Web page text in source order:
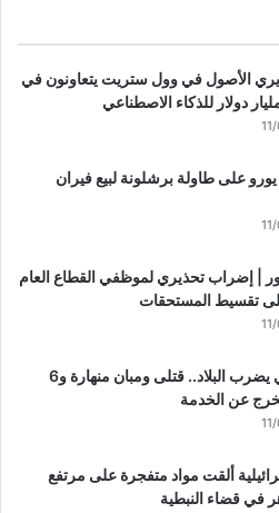
الأصول في وول ستريت يتعاونون في
يورو على طاولة برشلونة لبيع فيران
| إضراب تحذيري لموظفي القطاع العام
تقسيط المستحقات
زلزال قوي يضرب البلاد.. قتلى ومبان منهارة و6
عن الخدمة
ألقت مواد متفجرة على مرتفع
في قضاء النبطية